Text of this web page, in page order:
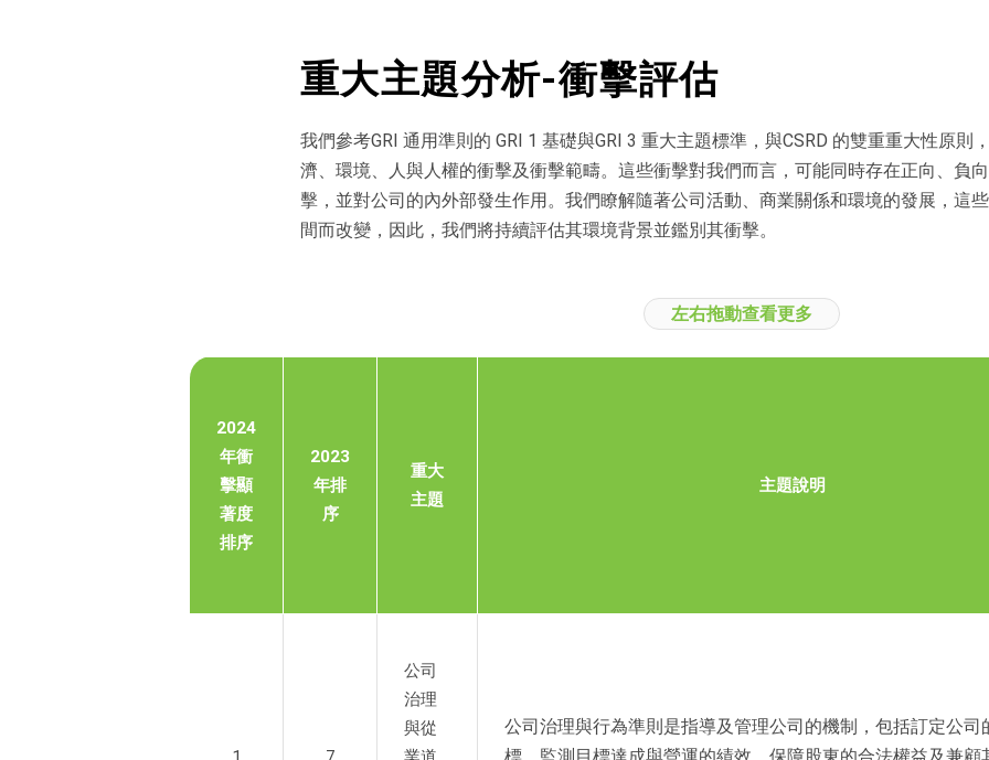
重大主題分析-衝擊評估
我們參考GRI 通用準則的 GRI 1 基礎與GRI 3 重大主題標準，與CSRD 的雙重重大性原則
濟、環境、人與人權的衝擊及衝擊範疇。這些衝擊對我們而言，可能同時存在正向、負
擊，並對公司的內外部發生作用。我們瞭解隨著公司活動、商業關係和環境的發展，這
間而改變，因此，我們將持續評估其環境背景並鑑別其衝擊。
左右拖動查看更多
2024
年衝
擊顯
著度
排序
2023
年排
序
重大
主題
主題說明
公司
治理
與從
公司治理與行為準則是指導及管理公司的機制，包括訂定公司